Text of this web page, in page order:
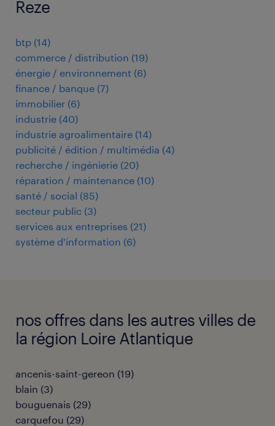
Reze
btp (14)
commerce / distribution (19)
énergie / environnement (6)
finance / banque (7)
immobilier (6)
industrie (40)
industrie agroalimentaire (14)
publicité / édition / multimédia (4)
recherche / ingénierie (20)
réparation / maintenance (10)
santé / social (85)
secteur public (3)
services aux entreprises (21)
système d'information (6)
nos offres dans les autres villes de
la région Loire Atlantique
ancenis-saint-gereon (19)
blain (3)
bouguenais (29)
carquefou (29)